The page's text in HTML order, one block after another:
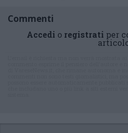
Commenti
Accedi o registrati per